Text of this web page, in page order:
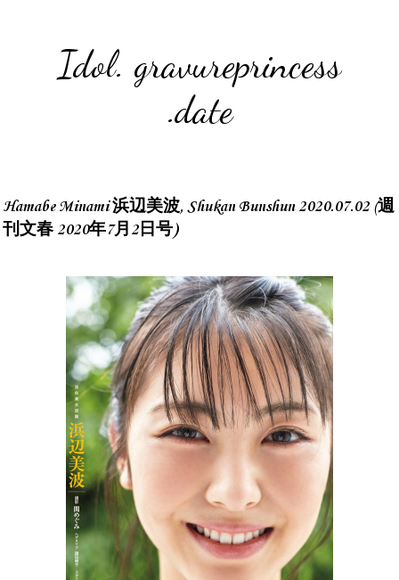
Idol. gravureprincess
.date
Hamabe Minami 浜辺美波, Shukan Bunshun 2020.07.02 (週
刊文春 2020年7月2日号)